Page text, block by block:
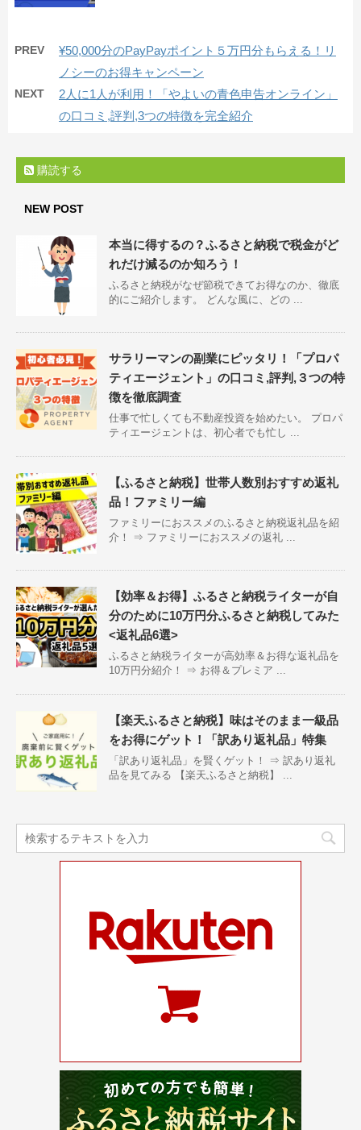
PREV
¥50,000分のPayPayポイント５万円分もらえる！リ
ノシーのお得キャンペーン
NEXT
2人に1人が利用！「やよいの青色申告オンライン」
の口コミ,評判,3つの特徴を完全紹介
購読する
NEW POST
本当に得するの？ふるさと納税で税金がど
れだけ減るのか知ろう！
ふるさと納税がなぜ節税できてお得なのか、徹底
的にご紹介します。 どんな風に、どの ...
サラリーマンの副業にピッタリ！「プロパ
ティエージェント」の口コミ,評判,３つの特
徴を徹底調査
仕事で忙しくても不動産投資を始めたい。 プロパ
ティエージェントは、初心者でも忙し ...
【ふるさと納税】世帯人数別おすすめ返礼
品！ファミリー編
ファミリーにおススメのふるさと納税返礼品を紹
介！ ⇒ ファミリーにおススメの返礼 ...
【効率＆お得】ふるさと納税ライターが自
分のために10万円分ふるさと納税してみた
<返礼品6選>
ふるさと納税ライターが高効率＆お得な返礼品を
10万円分紹介！ ⇒ お得＆プレミア ...
【楽天ふるさと納税】味はそのまま一級品
をお得にゲット！「訳あり返礼品」特集
「訳あり返礼品」を賢くゲット！ ⇒ 訳あり返礼
品を見てみる 【楽天ふるさと納税】 ...